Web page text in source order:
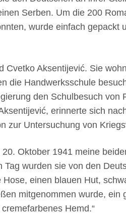
Serben. Um die 200
wurde einfach gepackt
Cvetko Aksentijević. Sie
die Handwerksschule
den Schulbesuch von
erinnerte sich
zur Untersuchung von
Oktober 1941 meine
wurden sie von den
einen blauen Hut,
mitgenommen wurde, ein
Hemd.“